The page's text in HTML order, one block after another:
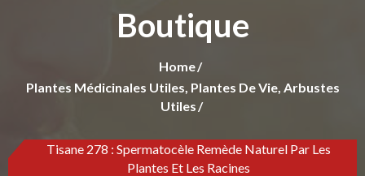
Boutique
Home
Plantes Médicinales Utiles, Plantes De Vie, Arbustes
Utiles
Tisane 278 : Spermatocèle Remède Naturel Par Les
Plantes Et Les Racines